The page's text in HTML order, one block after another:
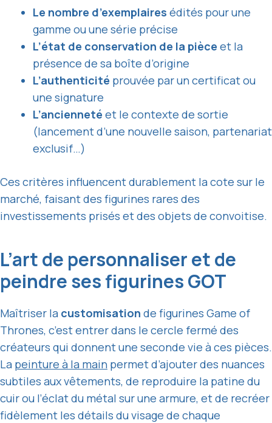
Le nombre d’exemplaires édités pour une
gamme ou une série précise
L’état de conservation de la pièce et la
présence de sa boîte d’origine
L’authenticité prouvée par un certificat ou
une signature
L’ancienneté et le contexte de sortie
(lancement d’une nouvelle saison, partenariat
exclusif…)
Ces critères influencent durablement la cote sur le
marché, faisant des figurines rares des
investissements prisés et des objets de convoitise.
L’art de personnaliser et de
peindre ses figurines GOT
Maîtriser la customisation de figurines Game of
Thrones, c’est entrer dans le cercle fermé des
créateurs qui donnent une seconde vie à ces pièces.
La peinture à la main permet d’ajouter des nuances
subtiles aux vêtements, de reproduire la patine du
cuir ou l’éclat du métal sur une armure, et de recréer
fidèlement les détails du visage de chaque